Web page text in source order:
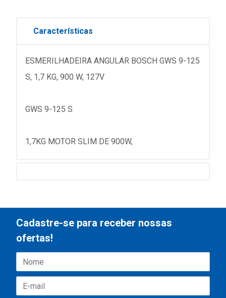
Características
ESMERILHADEIRA ANGULAR BOSCH GWS 9-125
S, 1,7 KG, 900 W, 127V
GWS 9-125 S
1,7KG MOTOR SLIM DE 900W,
Cadastre-se para receber nossas
ofertas!